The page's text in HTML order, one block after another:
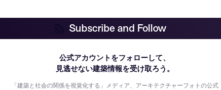
Subscribe and Follow
公式アカウントをフォローして、
見逃せない建築情報を受け取ろう。
「建築と社会の関係を視覚化する」メディア、アーキテクチャーフォトの公式